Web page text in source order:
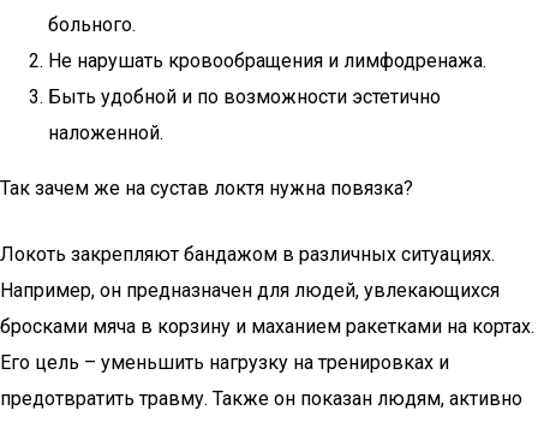
больного.
Не нарушать кровообращения и лимфодренажа.
Быть удобной и по возможности эстетично
наложенной.
Так зачем же на сустав локтя нужна повязка?
Локоть закрепляют бандажом в различных ситуациях.
Например, он предназначен для людей, увлекающихся
бросками мяча в корзину и маханием ракетками на кортах.
Его цель – уменьшить нагрузку на тренировках и
предотвратить травму. Также он показан людям, активно